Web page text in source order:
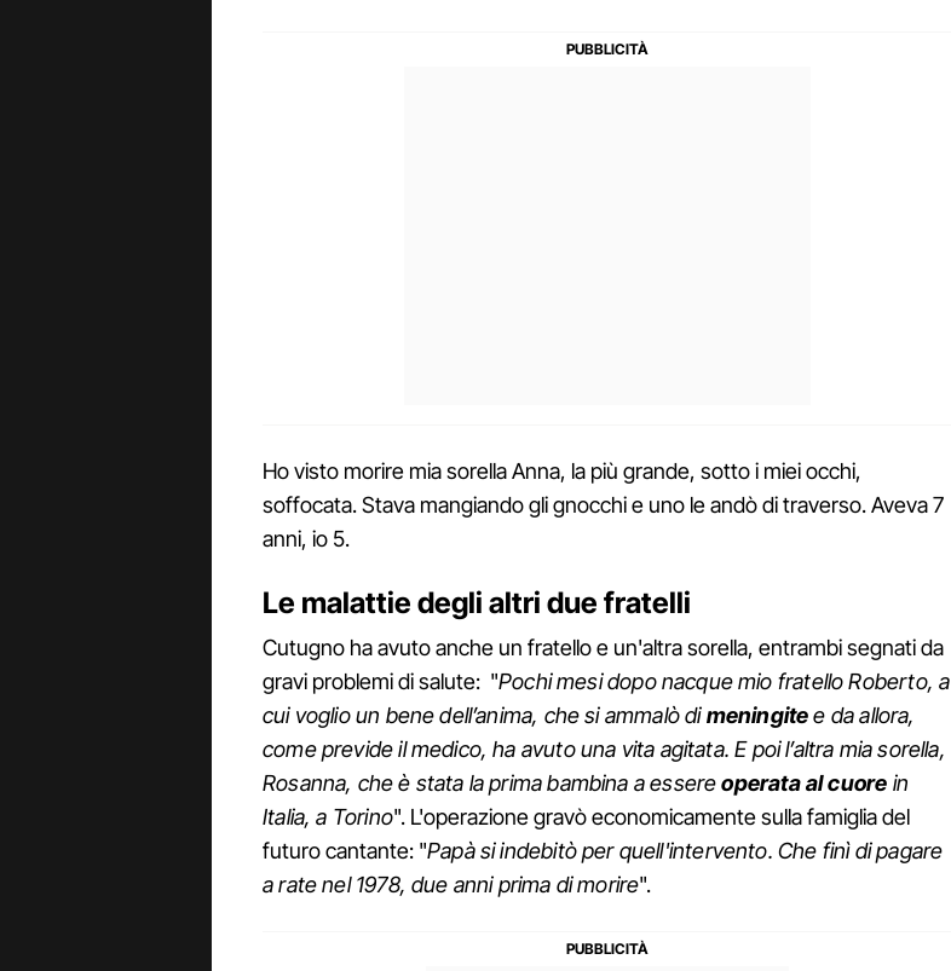
Ho visto morire mia sorella Anna, la più grande, sotto i miei occhi,
soffocata. Stava mangiando gli gnocchi e uno le andò di traverso. Aveva 7
anni, io 5.
Le malattie degli altri due fratelli
Cutugno ha avuto anche un fratello e un'altra sorella, entrambi segnati da
gravi problemi di salute: "Pochi mesi dopo nacque mio fratello Roberto, a
cui voglio un bene dell’anima, che si ammalò dimeningitee da allora,
come previde il medico, ha avuto una vita agitata. E poi l’altra mia sorella,
Rosanna, che è stata la prima bambina a essereoperata al cuore in
Italia, a Torino". L'operazione gravò economicamente sulla famiglia del
futuro cantante: "Papà si indebitò per quell'intervento. Che finì di pagare
a rate nel 1978, due anni prima di morire".